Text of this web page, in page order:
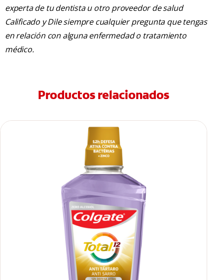
experta de tu dentista u otro proveedor de salud
Calificado y Dile siempre cualquier pregunta que tengas
en relación con alguna enfermedad o tratamiento
médico.
Productos relacionados